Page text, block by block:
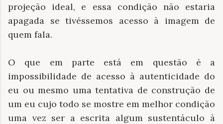
projeção ideal, e essa condição não estaria
apagada se tivéssemos acesso à imagem de
quem fala.
O que em parte está em questão é a
impossibilidade de acesso à autenticidade do
eu ou mesmo uma tentativa de construção de
um eu cujo todo se mostre em melhor condição
uma vez ser a escrita algum sustentáculo à